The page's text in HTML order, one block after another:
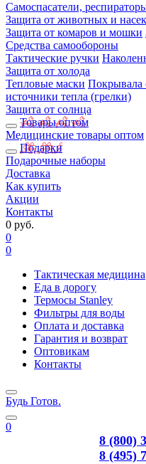
Самоспасатели,
Защита от животных и
Защита от комаров и мошки
Средства самообороны
Тактические ручки
Защита от холода
Тепловые маски Покрывала
источники тепла (грелки)
Защита от солнца
Товары оптом
Медицинские товары оптом
Подарки
Подарочные наборы
Доставка
Как купить
Акции
Контакты
0 руб.
0
0
Тактическая медицина
Еда в дорогу
Термосы Stanley
Фильтры для воды
Оплата и доставка
Гарантия и возврат
Оптовикам
Контакты
Будь Готов.
0
8 (800)
8 (495)